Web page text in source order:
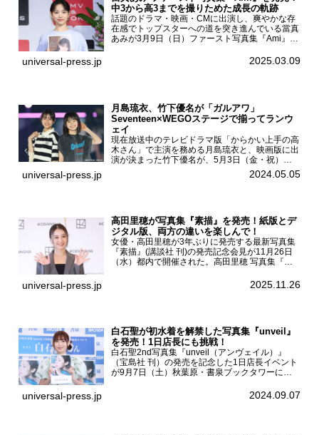
中3から高3までを撮りためた成長の軌跡
話題のドラマ・映画・CMに出演し、爽やかな存
在感でトップスターへの道を突き進んでいる當真
あみが3月9日（日）ファースト写真集『Ami』
BOOKS SHIBUYAで開催した。當真あみファース
universal-press.jp 2025.03.09
月島琉衣、竹下優名が「ガルアワ」
Seventeen×WEGOステージで揃ってランウ
ェイ
現在放送中のテレビドラマ版「からかい上手の高
木さん」で主演を務める月島琉衣と、映画版に出
演が決まった竹下優名が、5月3日（金・祝）東
京・国立代々木競技場第一体育館で開催されたフ
ァッション&音楽イベント『Rakuten GirlsAward
universal-press.jp 2024.05.05
高田里穂が写真集『素描』を発売！紙版とデ
ジタル版、両方の違いを楽しんで！
女優・高田里穂が3年ぶりに発売する最新写真集
『素描』(講談社 刊)の発売記念会見が11月26日
（水）都内で開催された。高田里穂 写真集『素
あなたです』(読売テレビ)に出演するなど女優と
universal-press.jp 2025.11.26
白石聖が初水着を解禁した写真集『unveil』
を発売！1日店長にも挑戦！
白石聖2nd写真集『unveil（アンヴェイル）』
（宝島社 刊）の発売を記念した1日店長イベント
が9月7日（土）秋葉原・書泉ブックタワーにて
を記念し1日店長イベントを開催した本写真集は
universal-press.jp 2024.09.07